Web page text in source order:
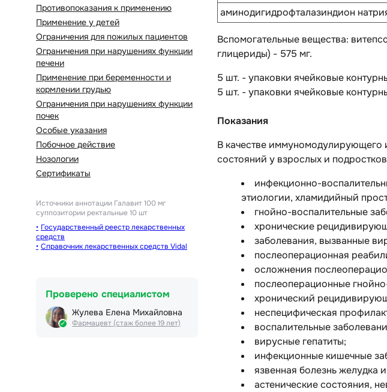
Противопоказания к применению
Применение у детей
Ограничения для пожилых пациентов
Ограничения при нарушениях функции
печени
Применение при беременности и
кормлении грудью
Ограничения при нарушениях функции
почек
Особые указания
Побочное действие
Нозологии
Сертификаты
Источники аннотации Галавит 100 мг
суппозитории ректальные 10 шт
Государственный реестр лекарственных
средств
Справочник лекарственных средств Vidal
Проверено специалистом
Жулева Елена Михайловна
Фармацевт (стаж более 19 лет)
аминодигидрофталазиндион
Вспомогательные вещества:
глицериды) - 575 мг.
5 шт. - упаковки ячейковые
5 шт. - упаковки ячейковые
Показания
В качестве иммуномодулирующего
состояний у взрослых и
инфекционно-
этиологии, хламидийный
гнойно-воспалительные
хронические
заболевания, вызванные
послеоперационная
осложнения
послеоперационные
хронический
неспецифическая
воспалительные
вирусные гепатиты;
инфекционные кишечные
язвенная болезнь желудка
астенические состояния,